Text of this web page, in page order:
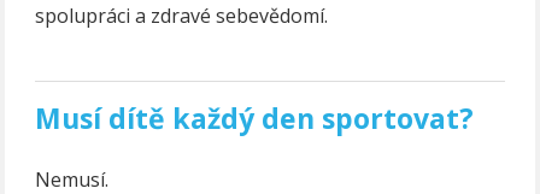
spolupráci a zdravé sebevědomí.
Musí dítě každý den sportovat?
Nemusí.